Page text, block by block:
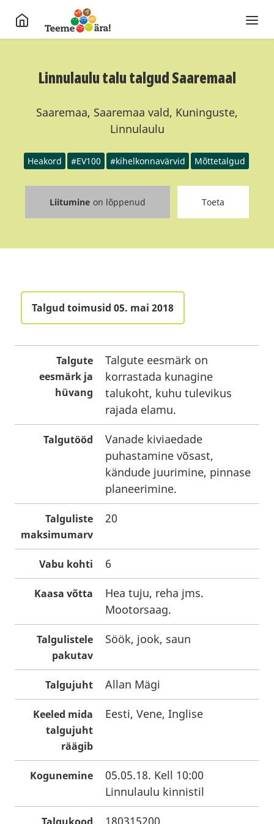
Linnulaulu talu talgud Saaremaal
Saaremaa, Saaremaa vald, Kuninguste,
Linnulaulu
Heakord #EV100 #kihelkonnavärvid Mõttetalgud
Liitumine on lõppenud Toeta
Talgud toimusid 05. mai 2018
Talgute
eesmärk ja
hüvang
Talgute eesmärk on
korrastada kunagine
talukoht, kuhu tulevikus
rajada elamu.
Talgutööd
Vanade kiviaedade
puhastamine võsast,
kändude juurimine, pinnase
planeerimine.
Talguliste
maksimumarv
20
Vabu kohti 6
Kaasa võtta
Hea tuju, reha jms.
Mootorsaag.
Talgulistele
pakutav
Söök, jook, saun
Talgujuht Allan Mägi
Keeled mida
talgujuht
räägib
Eesti, Vene, Inglise
Kogunemine
05.05.18. Kell 10:00
Linnulaulu kinnistil
180315200